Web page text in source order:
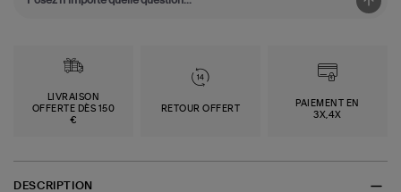
LIVRAISON
OFFERTE DÈS 150
€
RETOUR OFFERT
PAIEMENT EN
3X,4X
DESCRIPTION